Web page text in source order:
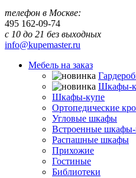
телефон в Москве:
495 162-09-74
с 10 до 21 без выходных
info@kupemaster.ru
Мебель на заказ
Шкафы-
Шкафы-купе
Ортопедические
Угловые шкафы
Встроенные шкафы-
Распашные шкафы
Прихожие
Гостиные
Библиотеки